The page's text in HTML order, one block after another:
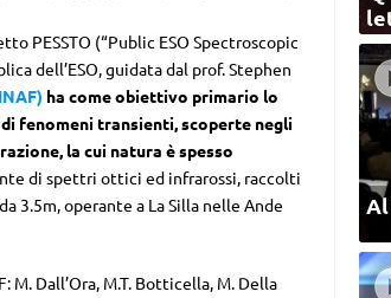
PESSTO (“Public ESO Spectroscopic
dell’ESO, guidata dal prof. Stephen
ha come obiettivo primario lo
fenomeni transienti, scoperte negli
la cui natura è spesso
di spettri ottici ed infrarossi, raccolti
3.5m, operante a La Silla nelle Ande
Dall’Ora, M.T. Botticella, M. Della
Al